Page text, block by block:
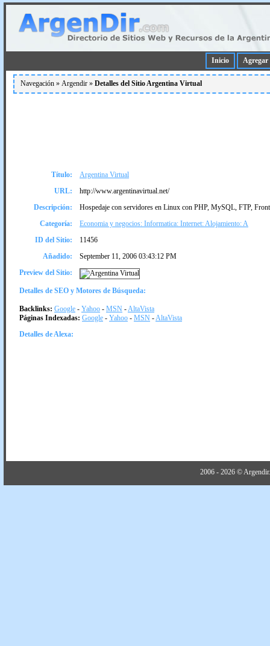
Inicio Agregar
Navegación » Argendir » Detalles del Sitio Argentina Virtual
Título:
Argentina Virtual
URL:
http://www.argentinavirtual.net/
Descripción:
Hospedaje con servidores en Linux con PHP, MySQL, FTP,
Categoría:
Economia y negocios: Informatica: Internet: Alojamiento: A
ID del Sitio:
11456
Añadido:
September 11, 2006 03:43:12 PM
Preview del Sitio:
Detalles de SEO y Motores de Búsqueda:
Backlinks: Google - Yahoo - MSN -AltaVista
Páginas Indexadas: Google - Yahoo - MSN -AltaVista
Detalles de Alexa:
2006 - 2026 ©